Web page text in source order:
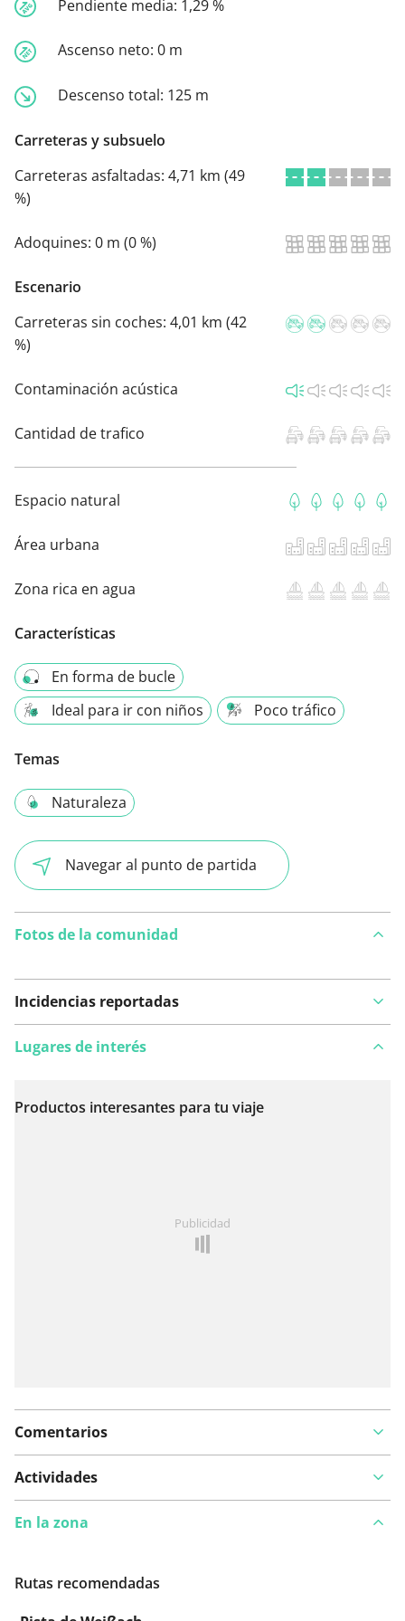
Pendiente media: 1,29 %
Ascenso neto: 0 m
Descenso total: 125 m
Carreteras y subsuelo
Carreteras asfaltadas: 4,71 km (49
%)
Adoquines: 0 m (0 %)
Escenario
Carreteras sin coches: 4,01 km (42
%)
Contaminación acústica
Cantidad de trafico
Espacio natural
Área urbana
Zona rica en agua
Características
En forma de bucle
Ideal para ir con niños
Poco tráfico
Temas
Naturaleza
Navegar al punto de partida
Fotos de la comunidad
Incidencias reportadas
Ver en el mapa
Lugares de interés
Productos interesantes para tu viaje
Publicidad
Comentarios
Actividades
En la zona
Rutas recomendadas